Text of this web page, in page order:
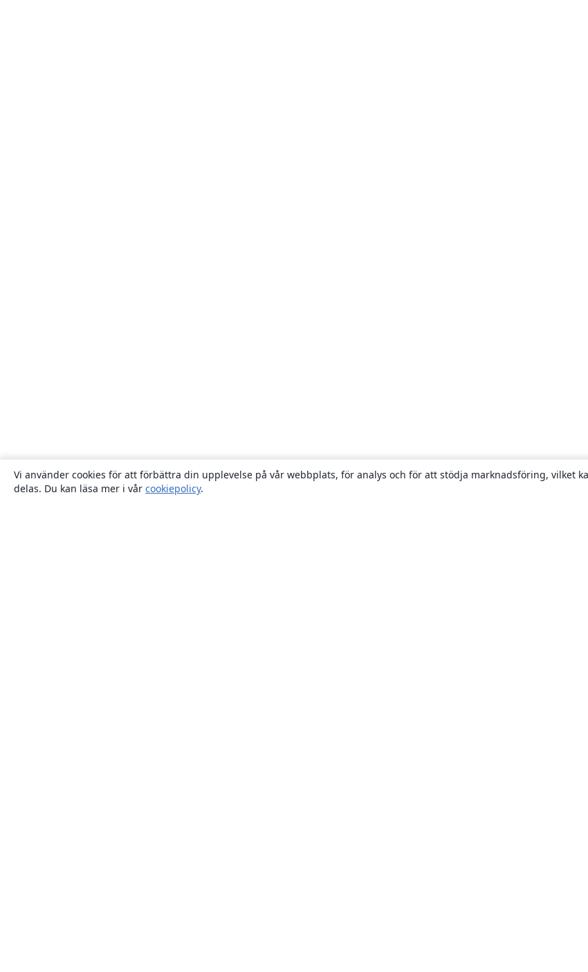
Vi använder cookies för att förbättra din upplevelse på vår webbplats, för analys och för att stödja marknadsföring, vilket
delas. Du kan läsa mer i vår cookiepolicy.